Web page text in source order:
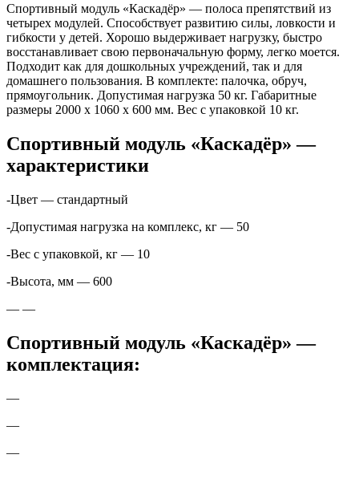
Спортивный модуль «Каскадёр» — полоса препятствий из
четырех модулей. Способствует развитию силы, ловкости и
гибкости у детей. Хорошо выдерживает нагрузку, быстро
восстанавливает свою первоначальную форму, легко моется.
Подходит как для дошкольных учреждений, так и для
домашнего пользования. В комплекте: палочка, обруч,
прямоугольник. Допустимая нагрузка 50 кг. Габаритные
размеры 2000 x 1060 х 600 мм. Вес с упаковкой 10 кг.
Спортивный модуль «Каскадёр» —
характеристики
-Цвет — стандартный
-Допустимая нагрузка на комплекс, кг — 50
-Вес с упаковкой, кг — 10
-Высота, мм — 600
— —
Спортивный модуль «Каскадёр» —
комплектация:
—
—
—